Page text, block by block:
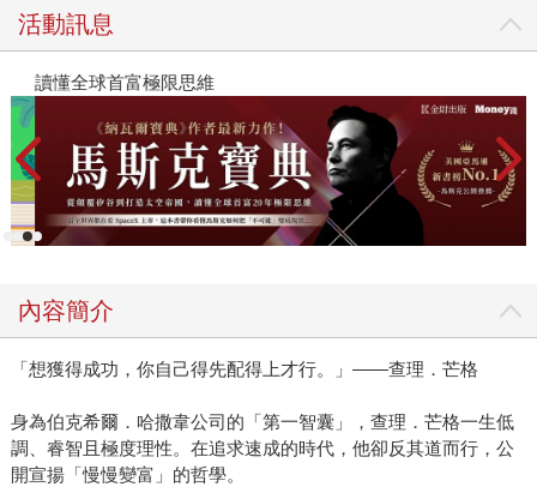
活動訊息
讀懂全球首富極限思維
內容簡介
「想獲得成功，你自己得先配得上才行。」——查理．芒格
身為伯克希爾．哈撒韋公司的「第一智囊」，查理．芒格一生低
調、睿智且極度理性。在追求速成的時代，他卻反其道而行，公
開宣揚「慢慢變富」的哲學。